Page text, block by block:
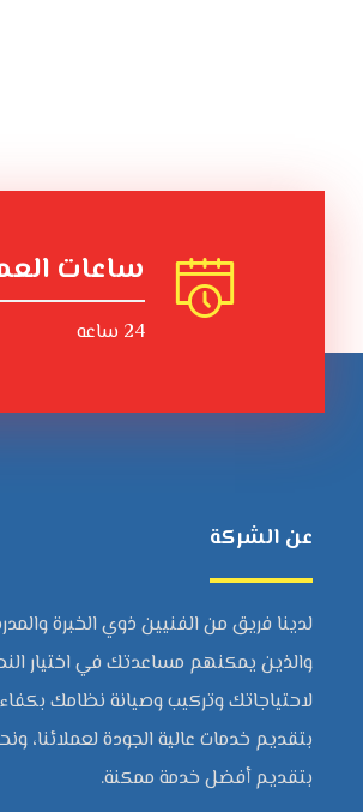
ساعات
24 ساعه
عن الشركة
لدينا فريق من الفنيين ذوي الخبرة
والذين يمكنهم مساعدتك في اختيار
لاحتياجاتك وتركيب وصيانة نظامك
بتقديم خدمات عالية الجودة لعملائنا،
بتقديم أفضل خدمة ممكنة.